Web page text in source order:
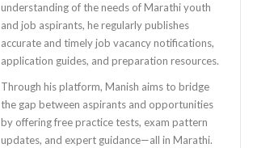
understanding of the needs of Marathi youth
and job aspirants, he regularly publishes
accurate and timely job vacancy notifications,
application guides, and preparation resources.
Through his platform, Manish aims to bridge
the gap between aspirants and opportunities
by offering free practice tests, exam pattern
updates, and expert guidance—all in Marathi.